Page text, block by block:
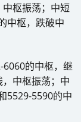
枢振荡；中短
中枢，跌破中
6060的中枢，继
中枢振荡；中
5529-5590的中